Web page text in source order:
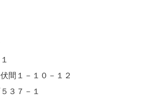
間１－１０－１２
３７－１